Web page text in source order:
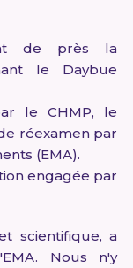
de près la
le Daybue
le CHMP, le
réexamen par
(EMA).
engagée par
scientifique, a
Nous n'y